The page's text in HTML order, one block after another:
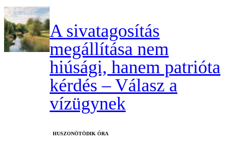
A sivatagosítás
megállítása nem
hiúsági, hanem patrióta
kérdés – Válasz a
vízügynek
HUSZONÖTÖDIK ÓRA